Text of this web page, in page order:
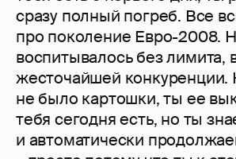
сразу полный погреб. Все
про поколение Евро-2008.
воспитывалось без лимита,
жесточайшей конкуренции.
не было картошки, ты ее
тебя сегодня есть, но ты
и автоматически